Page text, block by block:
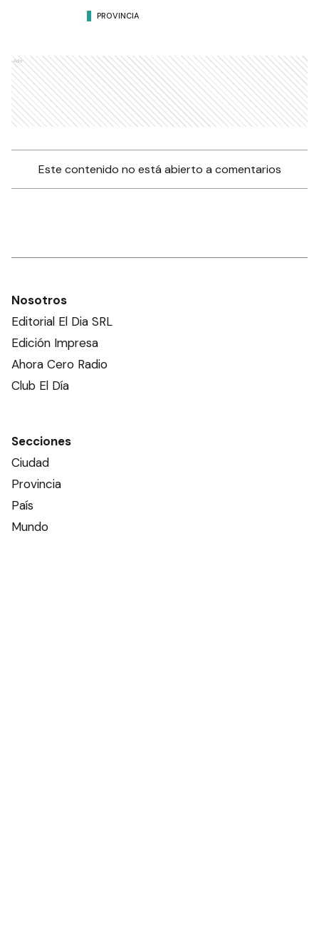
PROVINCIA
Ads
Este contenido no está abierto a comentarios
Nosotros
Editorial El Dia SRL
Edición Impresa
Ahora Cero Radio
Club El Día
Secciones
Ciudad
Provincia
País
Mundo